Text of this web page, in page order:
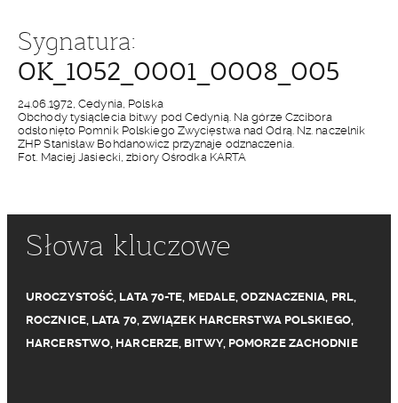
Sygnatura:
OK_1052_0001_0008_005
24.06.1972, Cedynia, Polska
Obchody tysiąclecia bitwy pod Cedynią. Na górze Czcibora
odsłonięto Pomnik Polskiego Zwycięstwa nad Odrą. Nz. naczelnik
ZHP Stanisław Bohdanowicz przyznaje odznaczenia.
Fot. Maciej Jasiecki, zbiory Ośrodka KARTA
Słowa kluczowe
UROCZYSTOŚĆ, LATA 70-TE, MEDALE,ODZNACZENIA, PRL,
ROCZNICE, LATA 70, ZWIĄZEK HARCERSTWA POLSKIEGO,
HARCERSTWO, HARCERZE, BITWY, POMORZE ZACHODNIE